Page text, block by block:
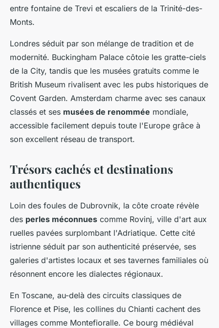
entre fontaine de Trevi et escaliers de la Trinité-des-
Monts.
Londres séduit par son mélange de tradition et de
modernité. Buckingham Palace côtoie les gratte-ciels
de la City, tandis que les musées gratuits comme le
British Museum rivalisent avec les pubs historiques de
Covent Garden. Amsterdam charme avec ses canaux
classés et ses musées de renommée mondiale,
accessible facilement depuis toute l'Europe grâce à
son excellent réseau de transport.
Trésors cachés et destinations
authentiques
Loin des foules de Dubrovnik, la côte croate révèle
des perles méconnues comme Rovinj, ville d'art aux
ruelles pavées surplombant l'Adriatique. Cette cité
istrienne séduit par son authenticité préservée, ses
galeries d'artistes locaux et ses tavernes familiales où
résonnent encore les dialectes régionaux.
En Toscane, au-delà des circuits classiques de
Florence et Pise, les collines du Chianti cachent des
villages comme Montefioralle. Ce bourg médiéval